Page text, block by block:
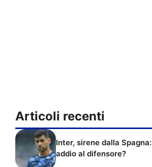
Articoli recenti
Inter, sirene dalla Spagna:
addio al difensore?